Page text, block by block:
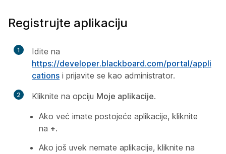
Registrujte aplikaciju
1
Idite na
https://developer.blackboard.com/portal/appli
cations i prijavite se kao administrator.
2 Kliknite na opciju Moje aplikacije.
Ako već imate postojeće aplikacije, kliknite
na +.
Ako još uvek nemate aplikacije, kliknite na